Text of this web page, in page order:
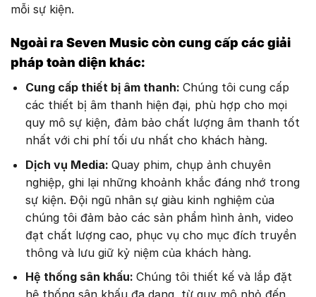
mỗi sự kiện.
Ngoài ra Seven Music còn cung cấp các giải
pháp toàn diện khác:
Cung cấp thiết bị âm thanh: Chúng tôi cung cấp
các thiết bị âm thanh hiện đại, phù hợp cho mọi
quy mô sự kiện, đảm bảo chất lượng âm thanh tốt
nhất với chi phí tối ưu nhất cho khách hàng.
Dịch vụ Media: Quay phim, chụp ảnh chuyên
nghiệp, ghi lại những khoảnh khắc đáng nhớ trong
sự kiện. Đội ngũ nhân sự giàu kinh nghiệm của
chúng tôi đảm bảo các sản phẩm hình ảnh, video
đạt chất lượng cao, phục vụ cho mục đích truyền
thông và lưu giữ kỷ niệm của khách hàng.
Hệ thống sân khấu: Chúng tôi thiết kế và lắp đặt